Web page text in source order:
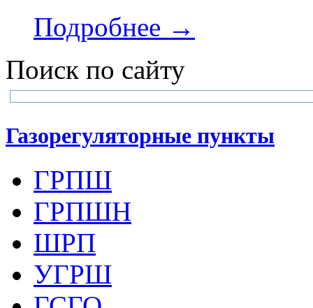
Подробнее →
Поиск по сайту
Газорегуляторные пункты
ГРПШ
ГРПШН
ШРП
УГРШ